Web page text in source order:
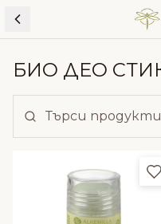
Skip to content
БИО ДЕО